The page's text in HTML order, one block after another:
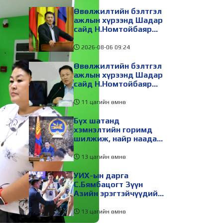
хөндлөн сэтэлгээ хийнэ
Өвөлжилтийн бэлтгэл
ажлын хүрээнд Шадар
сайд Н.Номтойбаяр
Дорноговь аймагт
ажиллав
2026-08-06 09:24
Өвөлжилтийн бэлтгэл
ажлын хүрээнд Шадар
сайд Н.Номтойбаяр
ажиллав
11 цагийн өмнө
Бүх шатанд
хэмнэлтийн горимд
шилжиж, найр наадам,
томилолтыг
13 цагийн өмнө
УИХ-ын дарга
С.Бямбацогт Зүүн
Азийн эрэгтэйчүүдийн
шалгаруулах
тэмцээнийг нээж, баг
13 цагийн өмнө